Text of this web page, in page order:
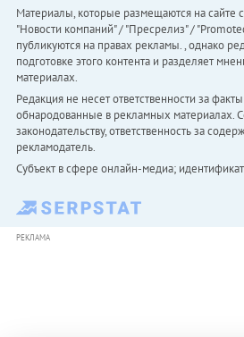
Материалы, которые размещаются на сайте
"Новости компаний" / "Пресрелиз" /
публикуются на правах рекламы. , однако
подготовке этого контента и разделяет
материалах.
Редакция не несет ответственности за
обнародованные в рекламных материалах.
законодательству, ответственность за
рекламодатель.
Субъект в сфере онлайн-медиа;
РЕКЛАМА